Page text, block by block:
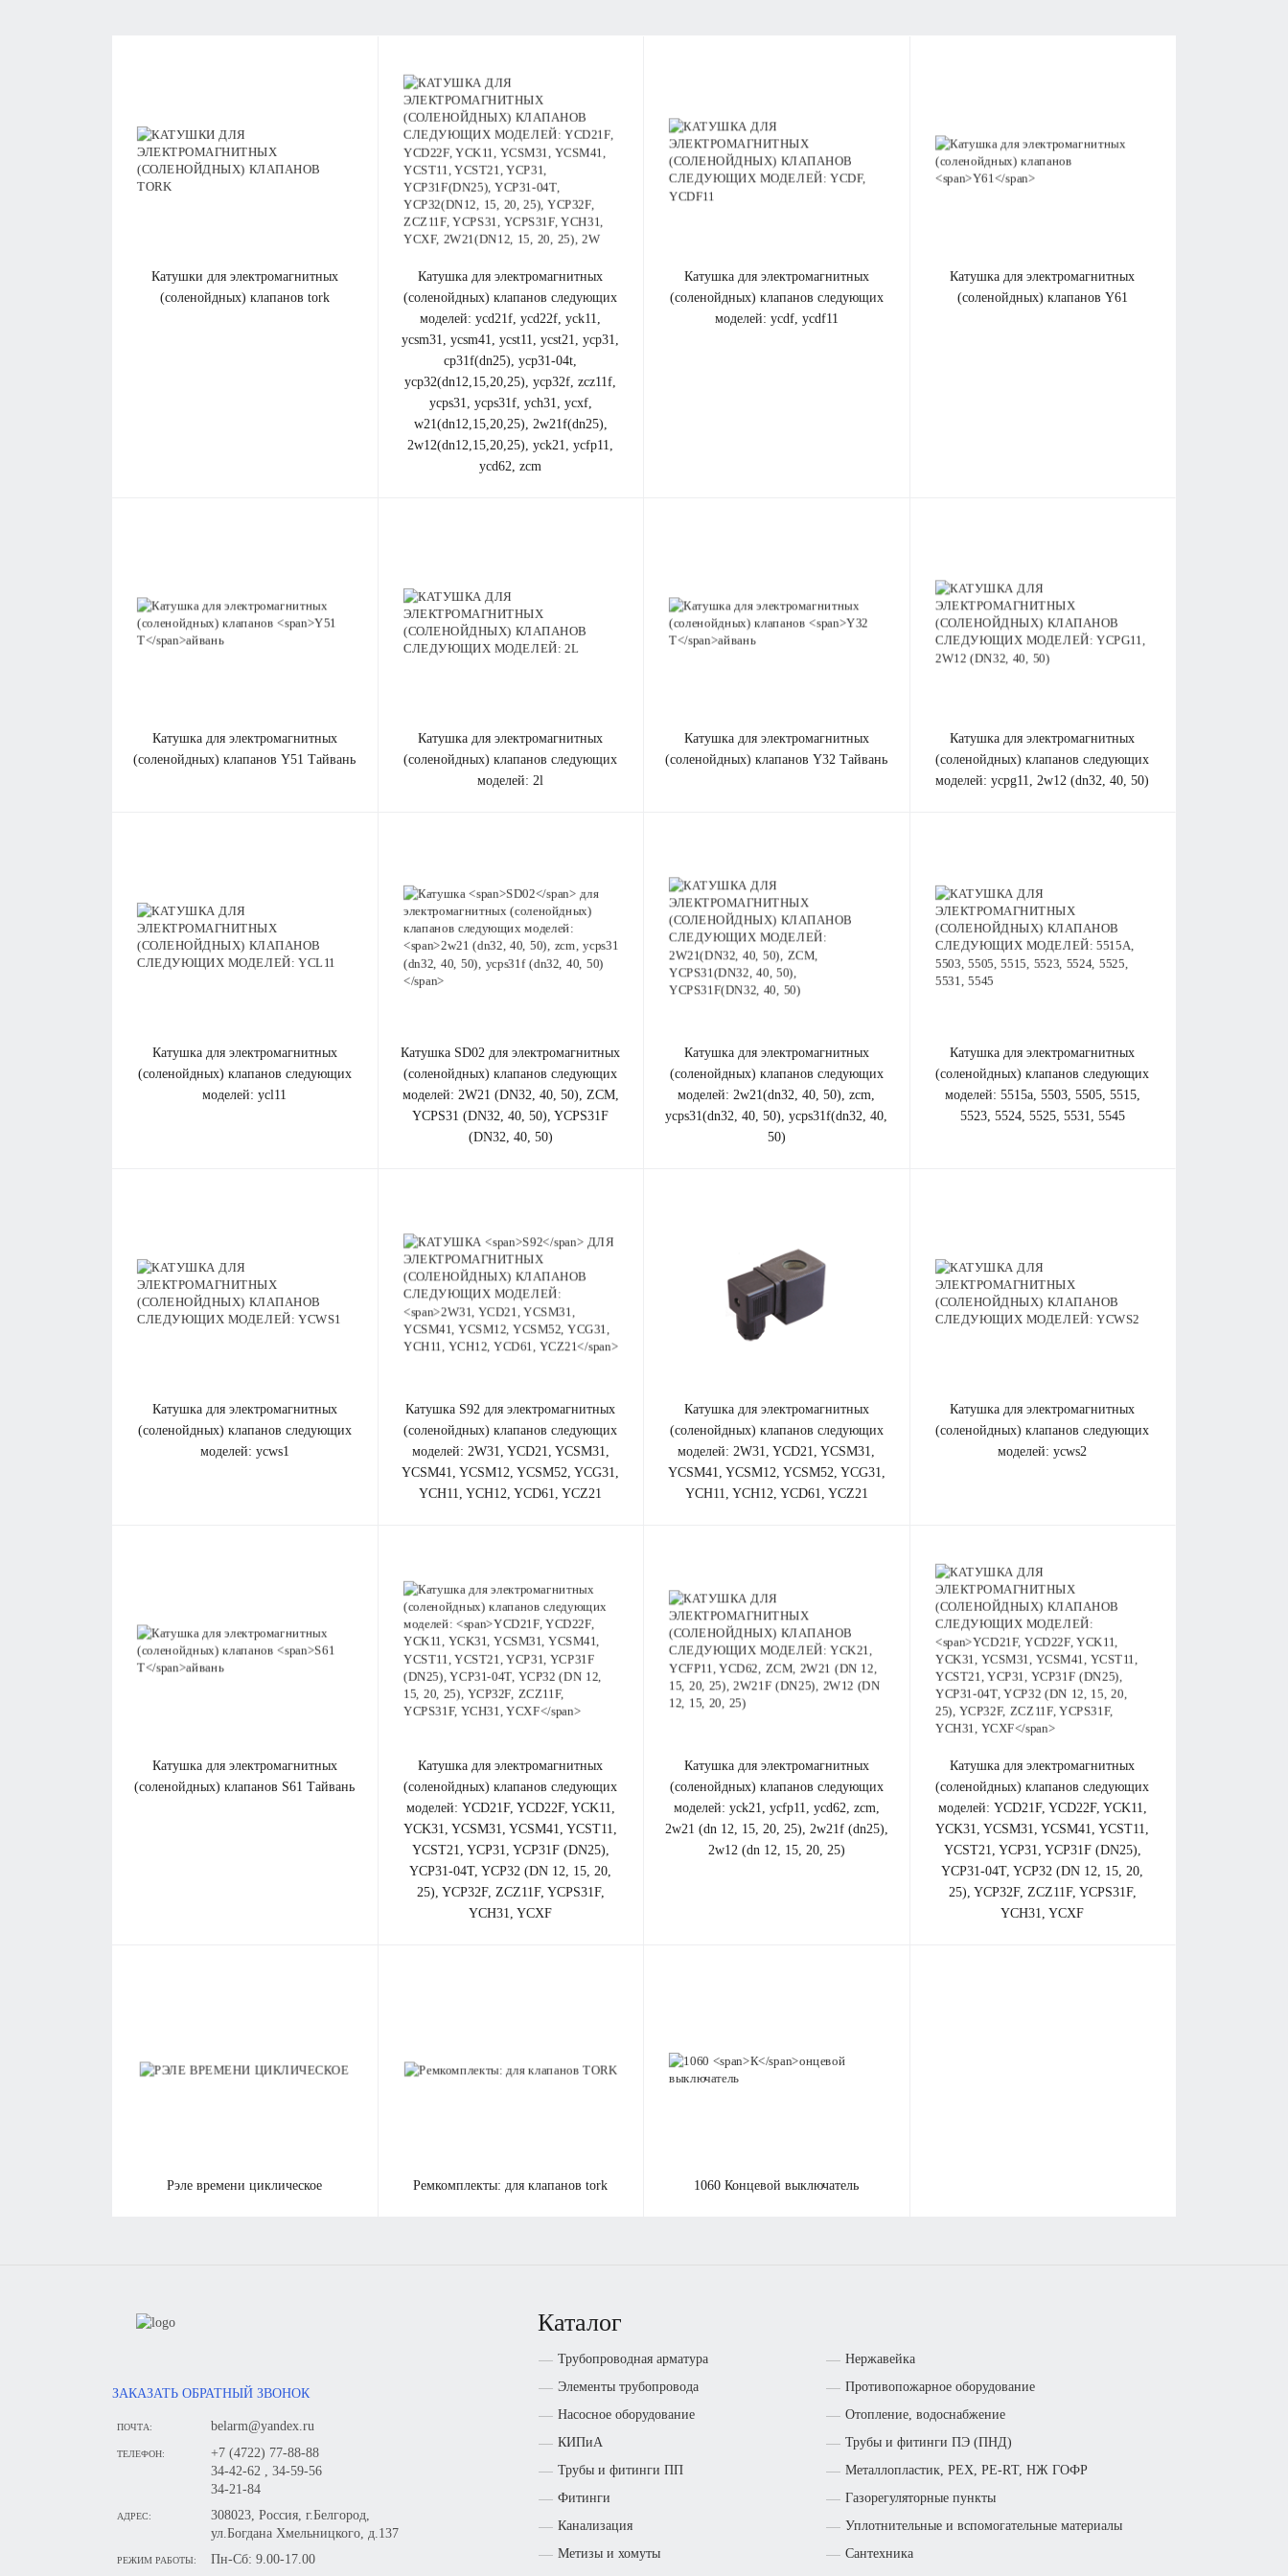
катушки для электромагнитных
(соленойдных) клапанов tork
катушка для электромагнитных
(соленойдных) клапанов cледующих
моделей: ycd21f, ycd22f, yck11,
ycsm31, ycsm41, ycst11, ycst21, ycp31,
cp31f(dn25), ycp31-04t,
ycp32(dn12,15,20,25), ycp32f, zcz11f,
ycps31, ycps31f, ych31, ycxf,
w21(dn12,15,20,25), 2w21f(dn25),
2w12(dn12,15,20,25), yck21, ycfp11,
ycd62, zcm
катушка для электромагнитных
(соленойдных) клапанов cледующих
моделей: ycdf, ycdf11
катушка для электромагнитных
(соленойдных) клапанов Y61
катушка для электромагнитных
(соленойдных) клапановY51 Тайвань
катушка для электромагнитных
(соленойдных) клапанов cледующих
моделей: 2l
катушка для электромагнитных
(соленойдных) клапановY32 Тайвань
катушка для электромагнитных
(соленойдных) клапанов cледующих
моделей: ycpg11, 2w12 (dn32, 40, 50)
катушка для электромагнитных
(соленойдных) клапанов cледующих
моделей: ycl11
катушка SD02 для электромагнитных
(соленойдных) клапанов cледующих
моделей: 2W21 (DN32, 40, 50), ZCM,
YCPS31 (DN32, 40, 50), YCPS31F
(DN32, 40, 50)
катушка для электромагнитных
(соленойдных) клапанов cледующих
моделей: 2w21(dn32, 40, 50), zcm,
ycps31(dn32, 40, 50), ycps31f(dn32, 40,
50)
катушка для электромагнитных
(соленойдных) клапанов cледующих
моделей: 5515a, 5503, 5505, 5515,
5523, 5524, 5525, 5531, 5545
катушка для электромагнитных
(соленойдных) клапанов cледующих
моделей: ycws1
катушка S92 для электромагнитных
(соленойдных) клапанов cледующих
моделей: 2W31, YCD21, YCSM31,
YCSM41, YCSM12, YCSM52, YCG31,
YCH11, YCH12, YCD61, YCZ21
катушка для электромагнитных
(соленойдных) клапанов cледующих
моделей:2W31, YCD21, YCSM31,
YCSM41, YCSM12, YCSM52, YCG31,
YCH11, YCH12, YCD61, YCZ21
катушка для электромагнитных
(соленойдных) клапанов cледующих
моделей: ycws2
катушка для электромагнитных
(соленойдных) клапанов S61 Тайвань
катушка для электромагнитных
(соленойдных) клапанов cледующих
моделей: YCD21F, YCD22F, YCK11,
YCK31, YCSM31, YCSM41, YCST11,
YCST21, YCP31, YCP31F (DN25),
YCP31-04T, YCP32 (DN 12, 15, 20,
25), YCP32F, ZCZ11F, YCPS31F,
YCH31, YCXF
катушка для электромагнитных
(соленойдных) клапанов cледующих
моделей: yck21, ycfp11, ycd62, zcm,
2w21 (dn 12, 15, 20, 25), 2w21f (dn25),
2w12 (dn 12, 15, 20, 25)
катушка для электромагнитных
(соленойдных) клапанов cледующих
моделей: YCD21F, YCD22F, YCK11,
YCK31, YCSM31, YCSM41, YCST11,
YCST21, YCP31, YCP31F (DN25),
YCP31-04T, YCP32 (DN 12, 15, 20,
25), YCP32F, ZCZ11F, YCPS31F,
YCH31, YCXF
рэле времени циклическое ремкомплекты: для клапанов tork 1060Концевой выключатель
Отправить
ЗАКАЗАТЬ ОБРАТНЫЙ ЗВОНОК
ПОЧТА: belarm@yandex.ru
ТЕЛЕФОН:
+7 (4722) 77-88-88
34-42-62 , 34-59-56
34-21-84
АДРЕС:
308023, Россия, г.Белгород,
ул.Богдана Хмельницкого, д.137
РЕЖИМ РАБОТЫ: Пн-Сб: 9.00-17.00
Каталог
Трубопроводная арматура
Нержавейка
Элементы трубопровода
Противопожарное оборудование
Насосное оборудование
Отопление, водоснабжение
КИПиА
Трубы и фитинги ПЭ (ПНД)
Трубы и фитинги ПП
Металлопластик, РЕХ, РЕ-RТ, НЖ ГОФР
Фитинги
Газорегуляторные пункты
Канализация
Уплотнительные и вспомогательные материалы
Метизы и хомуты
Сантехника